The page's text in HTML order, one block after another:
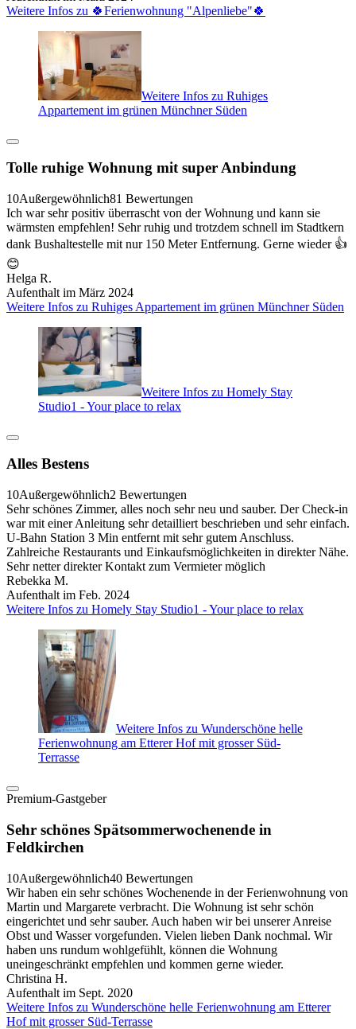
Weitere Infos zu 🍀Ferienwohnung "Alpenliebe"🍀
Weitere Infos zu Ruhiges
Appartement im grünen Münchner Süden
Tolle ruhige Wohnung mit super Anbindung
10Außergewöhnlich81 Bewertungen
Ich war sehr positiv überrascht von der Wohnung und kann sie
wärmsten empfehlen! Sehr ruhig und trotzdem schnell im Stadtkern
dank Bushaltestelle mit nur 150 Meter Entfernung. Gerne wieder 👍
😊
Helga R.
Aufenthalt im März 2024
Weitere Infos zu Ruhiges Appartement im grünen Münchner Süden
Weitere Infos zu Homely Stay
Studio1 - Your place to relax
Alles Bestens
10Außergewöhnlich2 Bewertungen
Sehr schönes Zimmer, alles noch sehr neu und sauber. Der Check-in
war mit einer Anleitung sehr detailliert beschrieben und sehr einfach.
U-Bahn Station 3 Min entfernt mit sehr gutem Anschluss.
Zahlreiche Restaurants und Einkaufsmöglichkeiten in direkter Nähe.
Sehr netter direkter Kontakt zum Vermieter möglich
Rebekka M.
Aufenthalt im Feb. 2024
Weitere Infos zu Homely Stay Studio1 - Your place to relax
Weitere Infos zu Wunderschöne helle
Ferienwohnung am Etterer Hof mit grosser Süd-
Terrasse
Premium-Gastgeber
Sehr schönes Spätsommerwochenende in
Feldkirchen
10Außergewöhnlich40 Bewertungen
Wir haben ein sehr schönes Wochenende in der Ferienwohnung von
Martin und Margarete verbracht. Die Wohnung ist sehr schön
eingerichtet und sehr sauber. Auch haben wir bei unserer Anreise
Obst und Wasser vorgefunden. Vielen lieben Dank nochmal. Wir
haben uns rundum wohlgefühlt, können die Wohnung
uneingeschränkt empfehlen und kommen gerne wieder.
Christina H.
Aufenthalt im Sept. 2020
Weitere Infos zu Wunderschöne helle Ferienwohnung am Etterer
Hof mit grosser Süd-Terrasse